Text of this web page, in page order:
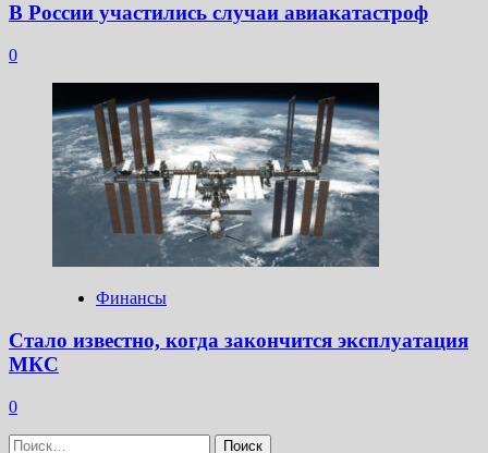
В России участились случаи авиакатастроф
0
Финансы
Стало известно, когда закончится эксплуатация
МКС
0
Найти: